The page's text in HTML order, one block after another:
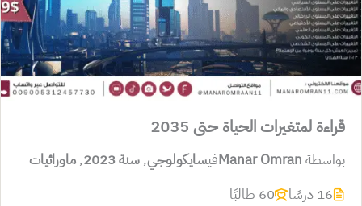
قراءة لمتغيرات الحياة حتى 2035
بواسطةManar Omranفيسايكولوجي,سنة 2023 ,ماورائيات
16 درسًا
60 طالبًا